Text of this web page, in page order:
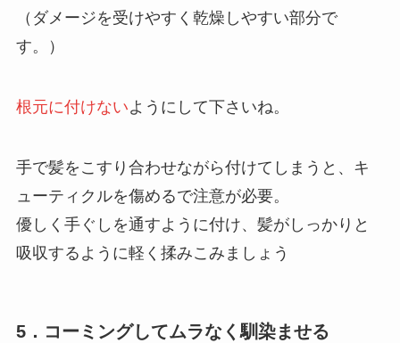
（ダメージを受けやすく乾燥しやすい部分で
す。）
根元に付けないようにして下さいね。
手で髪をこすり合わせながら付けてしまうと、キ
ューティクルを傷めるで注意が必要。
優しく手ぐしを通すように付け、髪がしっかりと
吸収するように軽く揉みこみましょう
5．コーミングしてムラなく馴染ませる